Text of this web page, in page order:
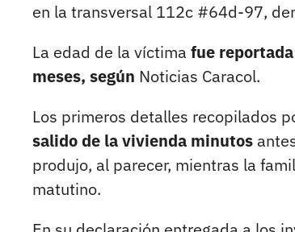
en la transversal 112c #64d-97,
La edad de la víctima fue
meses, según Noticias Caracol.
Los primeros detalles recopilados
salido de la vivienda minutos
produjo, al parecer, mientras la
matutino.